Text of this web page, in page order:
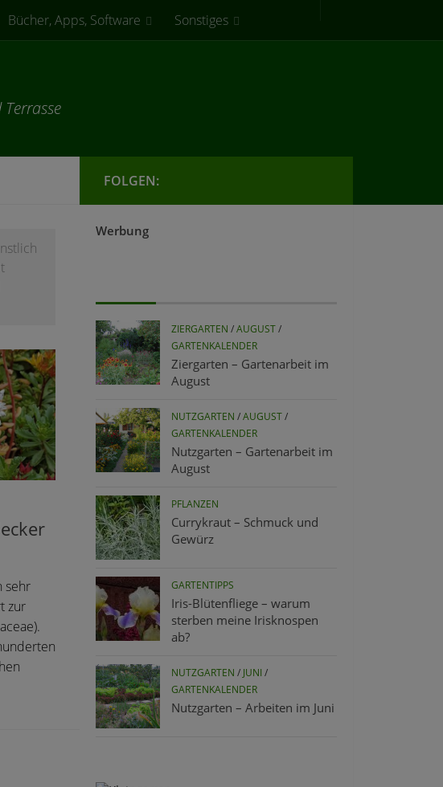
Bücher, Apps, Software Sonstiges
sehr
zur
FOLGEN:
Werbung
ZIERGARTEN /AUGUST/
GARTENKALENDER
Ziergarten – Gartenarbeit im
August
NUTZGARTEN /AUGUST/
GARTENKALENDER
Nutzgarten – Gartenarbeit im
August
PFLANZEN
Currykraut – Schmuck und
Gewürz
GARTENTIPPS
Iris-Blütenfliege – warum
sterben meine Irisknospen
ab?
NUTZGARTEN / JUNI /
GARTENKALENDER
Nutzgarten – Arbeiten im Juni